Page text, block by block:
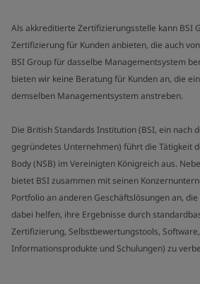
Als akkreditierte Zertifizierungsstelle kann BSI
Zertifizierung für Kunden anbieten, die auch
BSI Group für dasselbe Managementsystem
bieten wir keine Beratung für Kunden an, die
demselben Managementsystem anstreben.
Die British Standards Institution (BSI, ein nach
gegründetes Unternehmen) führt die Tätigkeit
Body (NSB) im Vereinigten Königreich aus.
bietet BSI zusammen mit seinen
Portfolio an anderen Geschäftslösungen an,
dabei helfen, ihre Ergebnisse durch
Zertifizierung, Selbstbewertungstools,
Informationsprodukte und Schulungen) zu